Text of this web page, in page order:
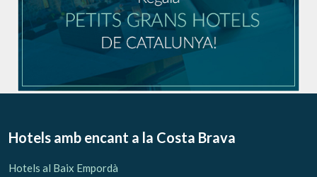
Hotels amb encant a la Costa Brava
Hotels al Baix Empordà